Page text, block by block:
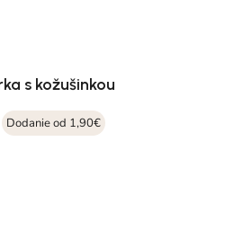
s kožušinkou
Dodanie od 1,90€